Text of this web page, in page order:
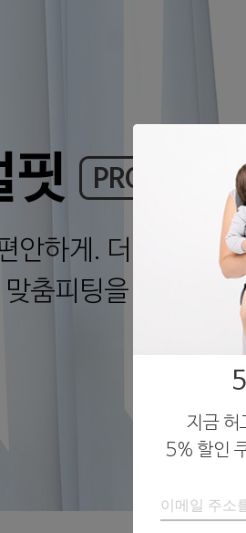
핏 PRO 아
안하게. 더 건강하게.
춤피팅을 경험해보
지금 허
5% 할인